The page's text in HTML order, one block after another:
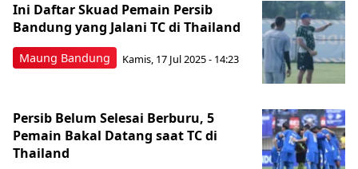
Maung Bandung
Ini Daftar Skuad Pemain Persib
Bandung yang Jalani TC di Thailand
Kamis, 17 Jul 2025 - 14:23
Persib Belum Selesai Berburu, 5
Pemain Bakal Datang saat TC di
Thailand